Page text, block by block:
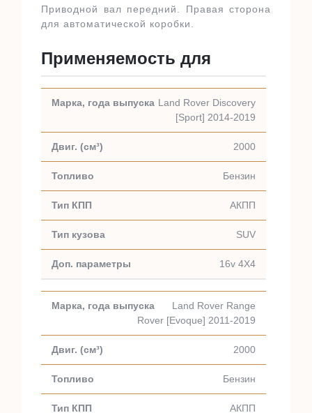
Приводной вал передний. Правая сторона
для автоматической коробки.
Применяемость для
Land Rover Discovery
[Sport] 2014-2019
2000
Бензин
АКПП
SUV
16v 4X4
Land Rover Range
Rover [Evoque] 2011-2019
2000
Бензин
АКПП